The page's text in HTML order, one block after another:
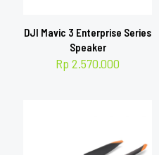
DJI Mavic 3 Enterprise Series
Speaker
Rp 2.570.000